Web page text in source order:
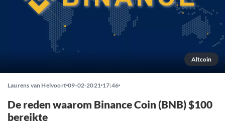
Altcoin
Laurens van Helvoort 09-02-2021 17:46
De reden waarom Binance Coin (BNB) $100
bereikte